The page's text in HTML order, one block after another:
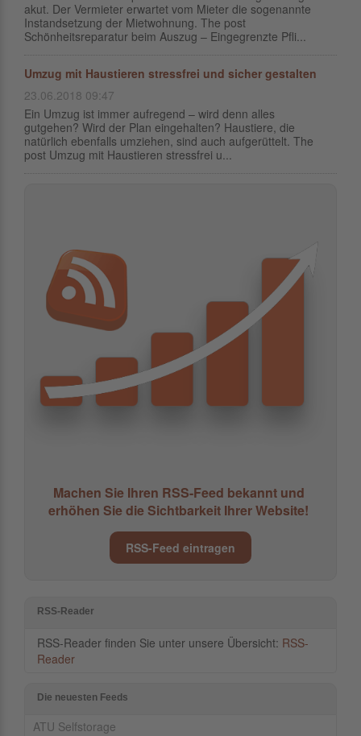
akut. Der Vermieter erwartet vom Mieter die sogenannte
Instandsetzung der Mietwohnung. The post
Schönheitsreparatur beim Auszug – Eingegrenzte Pfli...
Umzug mit Haustieren stressfrei und sicher gestalten
23.06.2018 09:47
Ein Umzug ist immer aufregend – wird denn alles
gutgehen? Wird der Plan eingehalten? Haustiere, die
natürlich ebenfalls umziehen, sind auch aufgerüttelt. The
post Umzug mit Haustieren stressfrei u...
Machen Sie Ihren RSS-Feed bekannt und
erhöhen Sie die Sichtbarkeit Ihrer Website!
RSS-Feed eintragen
RSS-Reader
RSS-Reader finden Sie unter unsere Übersicht: RSS-
Reader
Die neuesten Feeds
ATU Selfstorage